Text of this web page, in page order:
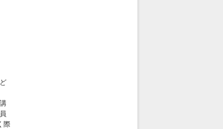
際